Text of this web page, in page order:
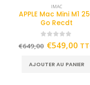
IMAC
APPLE Mac Mini M1
Go Recdt
out of 5
€649,00 €549,00
AJOUTER AU PANIER